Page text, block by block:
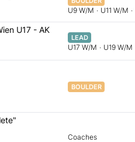
U9 W/M · U11 W/M ·
U17 - AK
LEAD
U17 W/M · U19 W/M
BOULDER
Coaches